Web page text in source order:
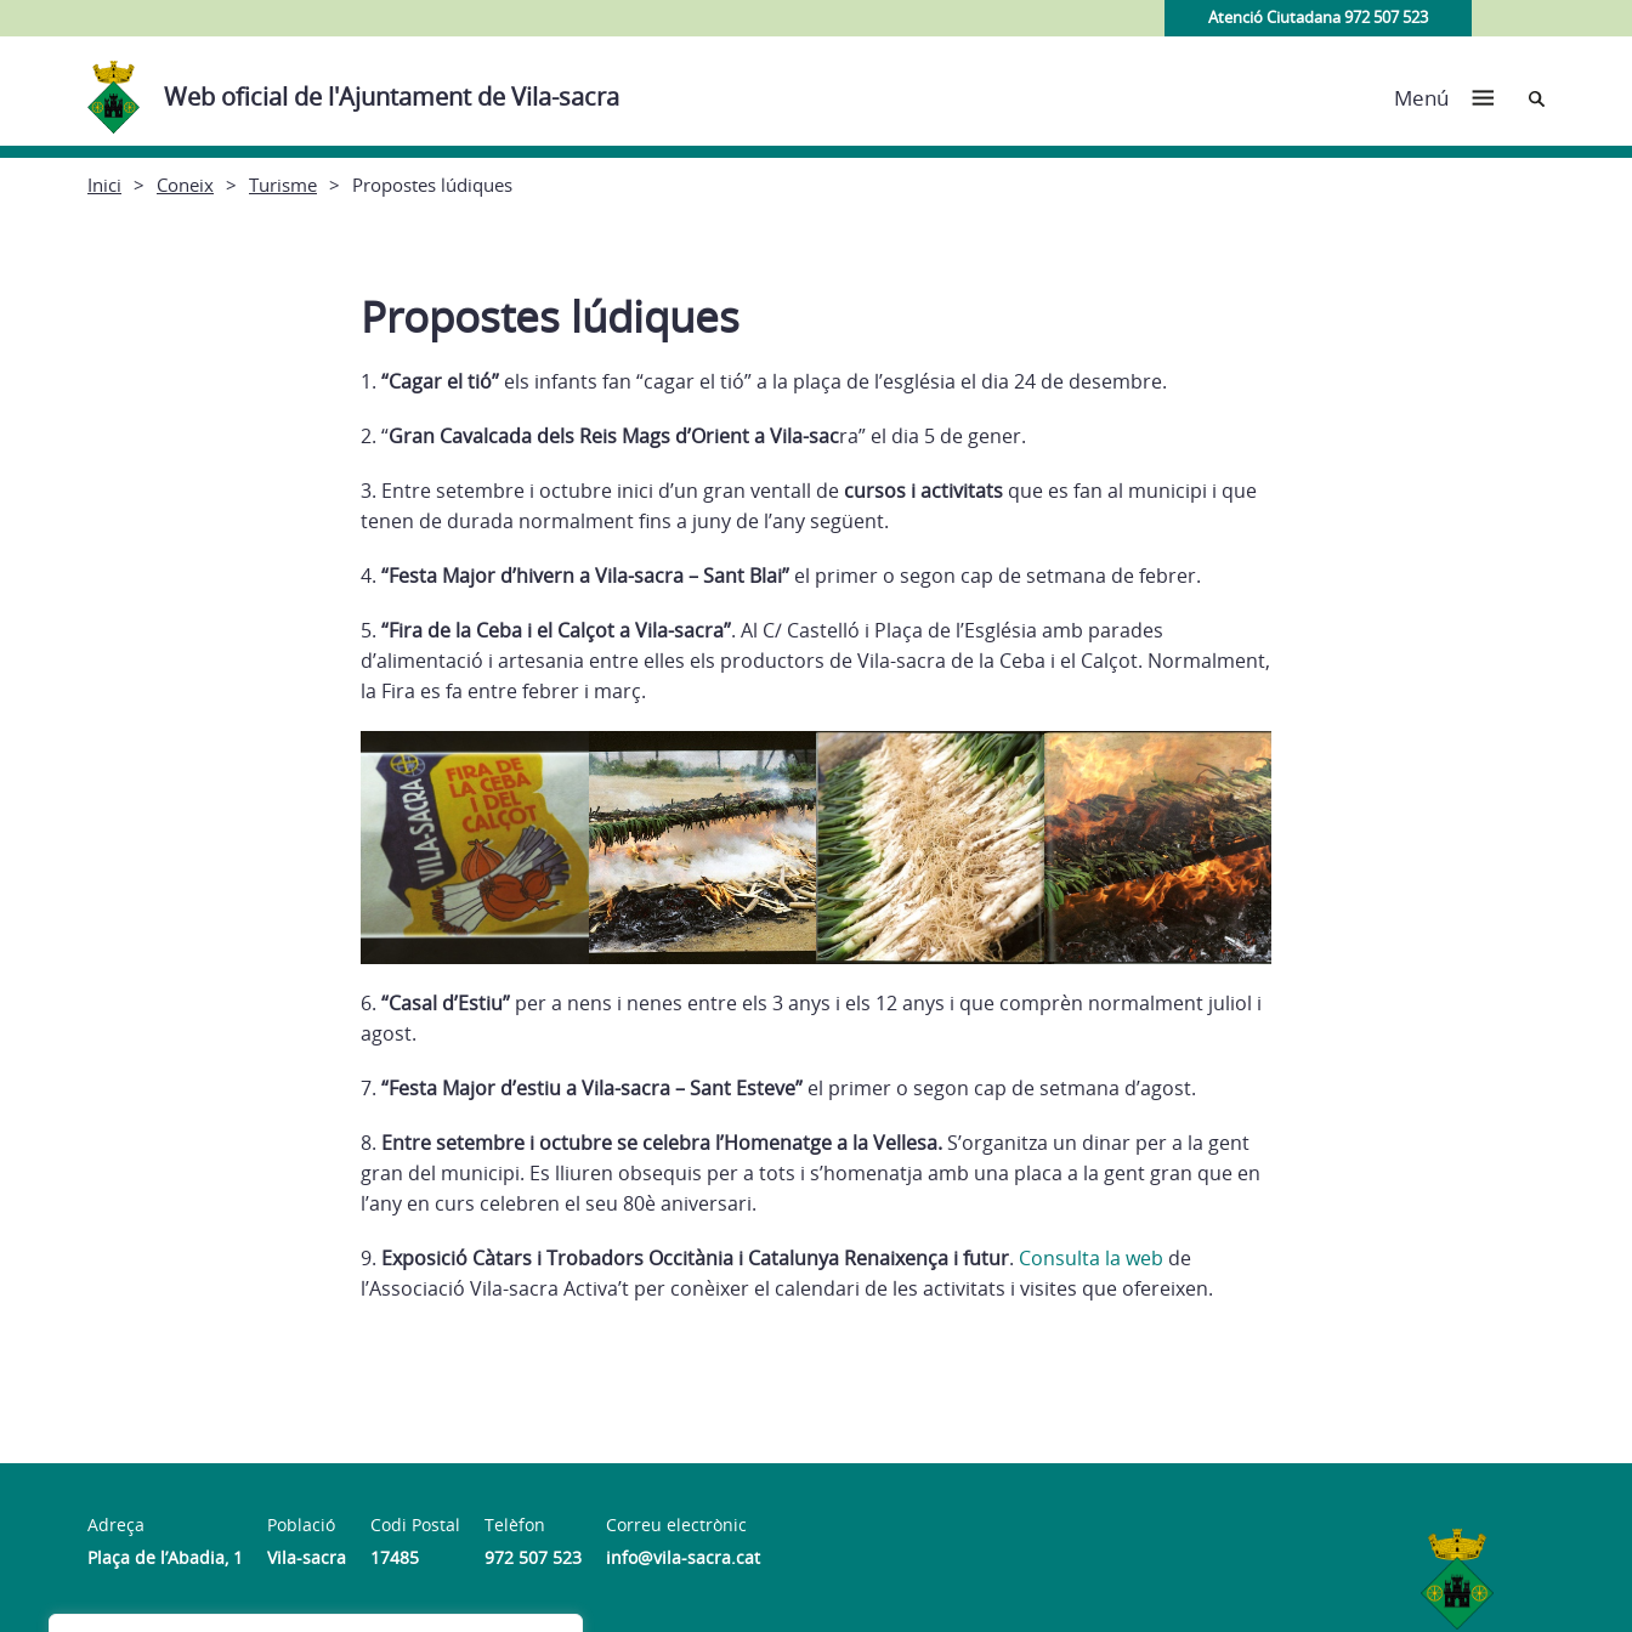
Atenció Ciutadana 972 507 523
Web oficial de l'Ajuntament de Vila-sacra Menú Cerca
Inici Coneix Turisme Propostes lúdiques
Propostes lúdiques
1. “Cagar el tió” els infants fan “cagar el tió” a la plaça de l’església el dia 24 de desembre.
2. “Gran Cavalcada dels Reis Mags d’Orient a Vila-sacra” el dia 5 de gener.
3. Entre setembre i octubre inici d’un gran ventall de cursos i activitats que es fan al municipi i que
tenen de durada normalment fins a juny de l’any següent.
4. “Festa Major d’hivern a Vila-sacra – Sant Blai” el primer o segon cap de setmana de febrer.
5. “Fira de la Ceba i el Calçot a Vila-sacra”. Al C/ Castelló i Plaça de l’Església amb parades
d’alimentació i artesania entre elles els productors de Vila-sacra de la Ceba i el Calçot. Normalment,
la Fira es fa entre febrer i març.
6. “Casal d’Estiu” per a nens i nenes entre els 3 anys i els 12 anys i que comprèn normalment juliol i
agost.
7. “Festa Major d’estiu a Vila-sacra – Sant Esteve” el primer o segon cap de setmana d’agost.
8. Entre setembre i octubre se celebra l’Homenatge a la Vellesa. S’organitza un dinar per a la gent
gran del municipi. Es lliuren obsequis per a tots i s’homenatja amb una placa a la gent gran que en
l’any en curs celebren el seu 80è aniversari.
9. Exposició Càtars i Trobadors Occitània i Catalunya Renaixença i futur. Consulta la web de
l’Associació Vila-sacra Activa’t per conèixer el calendari de les activitats i visites que ofereixen.
Adreça
Plaça de l’Abadia, 1
Població
Vila-sacra
Codi Postal
17485
Telèfon
972 507 523
Correu electrònic
info@vila-sacra.cat